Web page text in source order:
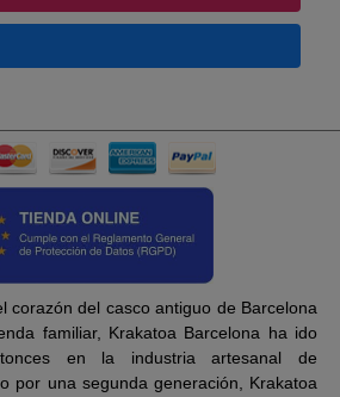
corazón del casco antiguo de Barcelona
familiar, Krakatoa Barcelona ha ido
en la industria artesanal de
por una segunda generación, Krakatoa